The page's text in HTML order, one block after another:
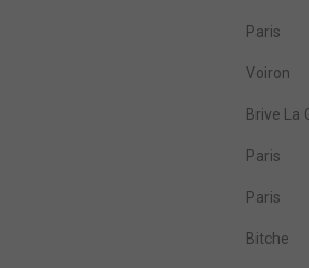
Paris
Voiron
Brive La
Paris
Paris
Bitche